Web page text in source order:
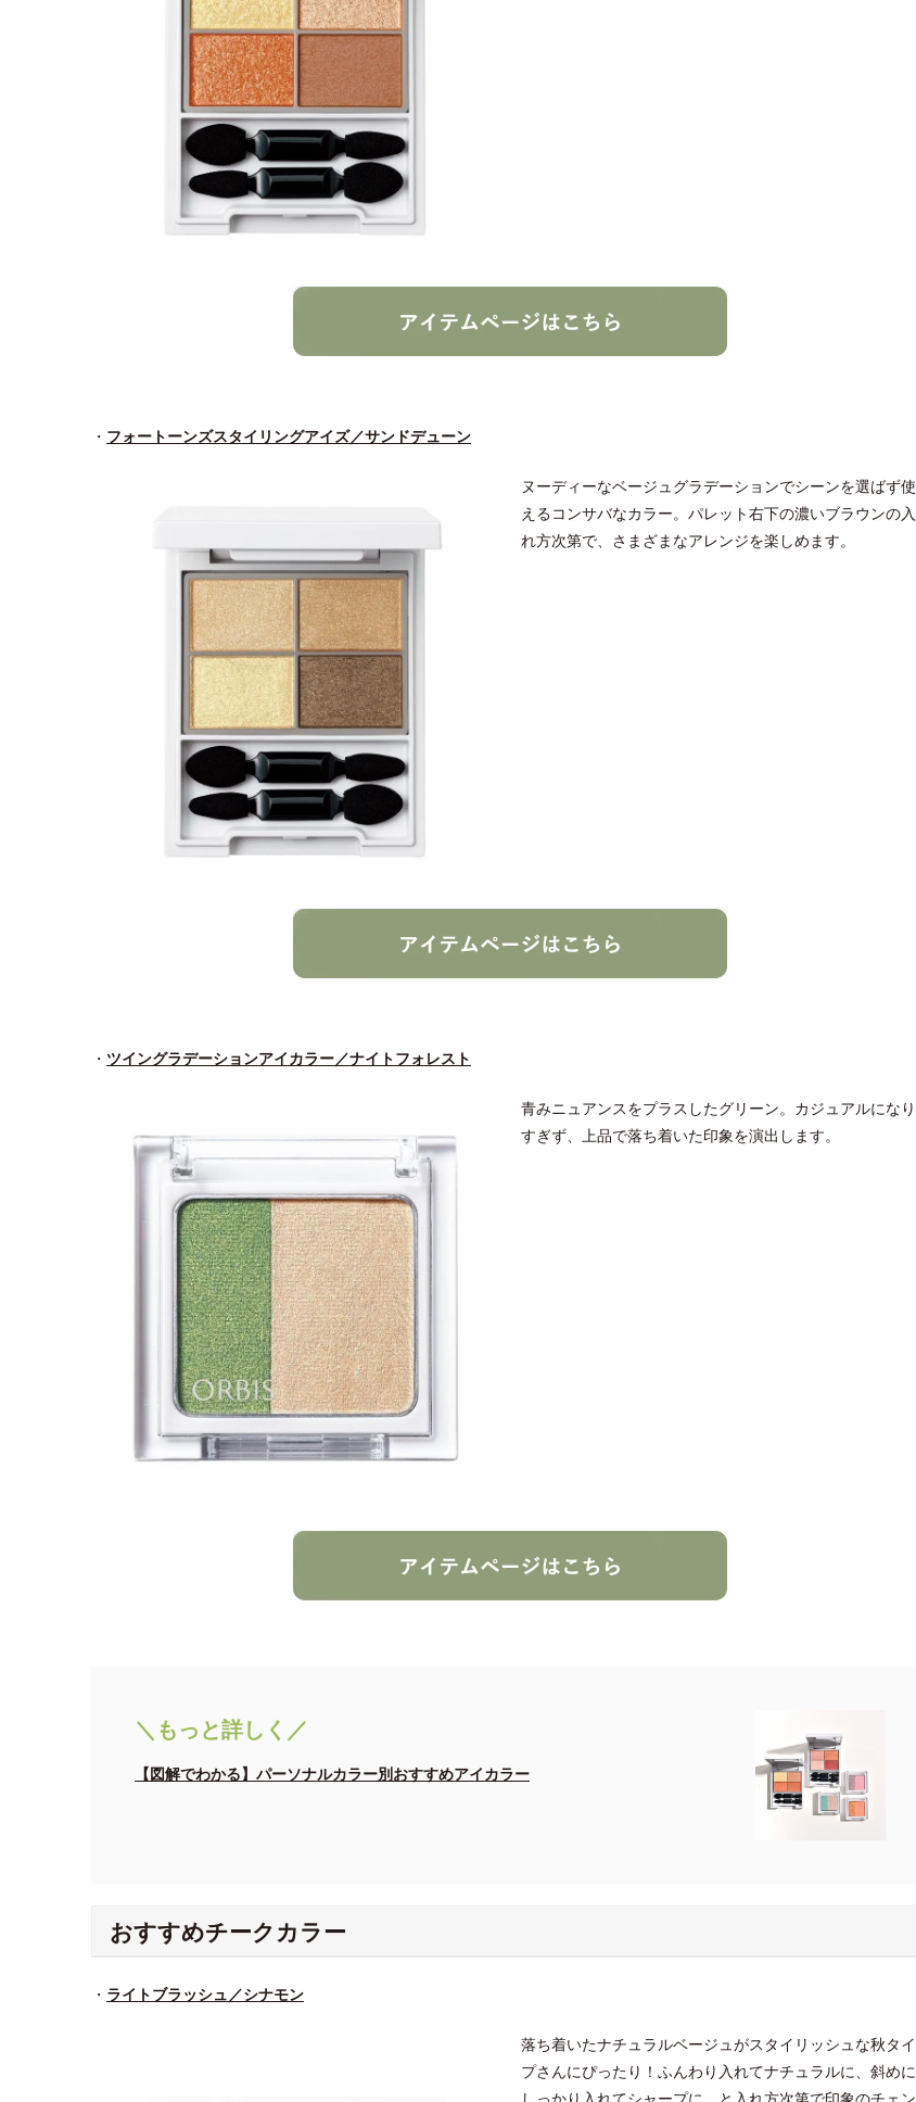
・ フォートーンズスタイリングアイズ／サンドデューン
ヌーディーなベージュグラデーションでシーンを選ばず使
えるコンサバなカラー。パレット右下の濃いブラウンの入
れ方次第で、さまざまなアレンジを楽しめます。
・ ツイングラデーションアイカラー／ナイトフォレスト
青みニュアンスをプラスしたグリーン。カジュアルになり
すぎず、上品で落ち着いた印象を演出します。
＼もっと詳しく／
【図解でわかる】パーソナルカラー別おすすめアイカラー
おすすめチークカラー
・ ライトブラッシュ／シナモン
落ち着いたナチュラルベージュがスタイリッシュな秋タイ
プさんにぴったり！ふんわり入れてナチュラルに、斜めに